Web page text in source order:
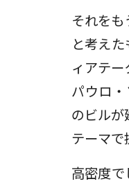
それを
と考え
ィアテ
パウロ
のビル
テーマで
高密度